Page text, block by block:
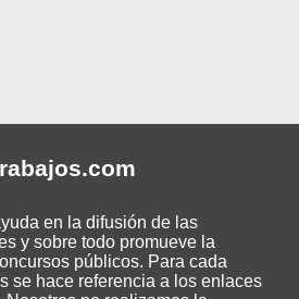
.com
en la difusión de las
y sobre todo promueve la
públicos. Para cada
se hace referencia a los enlaces